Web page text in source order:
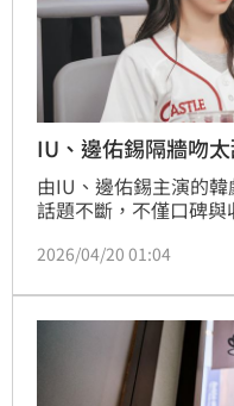
IU、邊佑錫隔牆吻
由IU、邊佑錫主演的
話題不斷，不僅口碑
視第一。其中男女主角
2026/04/20 01:04